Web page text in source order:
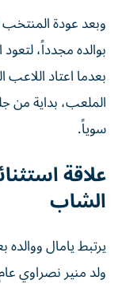
وبعد عودة المنتخب
بوالده مجدداً،
بعدما اعتاد
الملعب، بداية من
سوياً.
علاقة
الشاب
يرتبط يامال